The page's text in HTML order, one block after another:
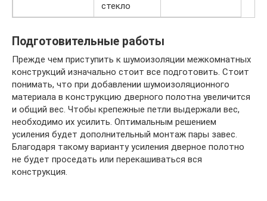
стекло
Подготовительные работы
Прежде чем приступить к шумоизоляции межкомнатных
конструкций изначально стоит все подготовить. Стоит
понимать, что при добавлении шумоизоляционного
материала в конструкцию дверного полотна увеличится
и общий вес. Чтобы крепежные петли выдержали вес,
необходимо их усилить. Оптимальным решением
усиления будет дополнительный монтаж пары завес.
Благодаря такому варианту усиления дверное полотно
не будет проседать или перекашиваться вся
конструкция.